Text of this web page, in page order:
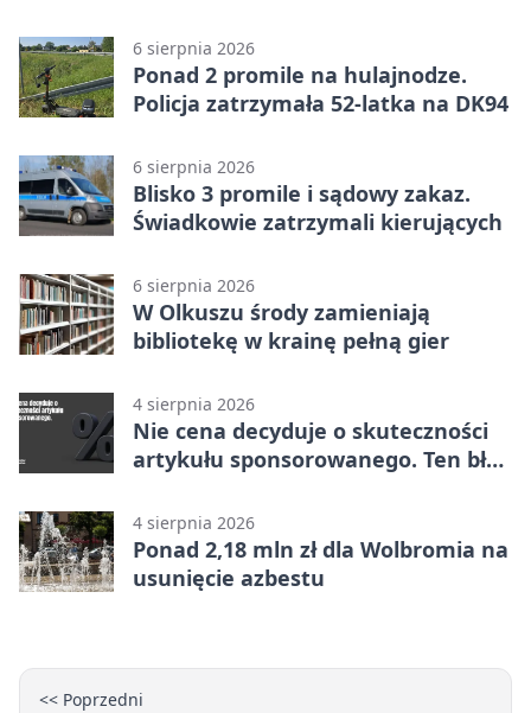
6 sierpnia 2026
Ponad 2 promile na hulajnodze.
Policja zatrzymała 52-latka na DK94
6 sierpnia 2026
Blisko 3 promile i sądowy zakaz.
Świadkowie zatrzymali kierujących
6 sierpnia 2026
W Olkuszu środy zamieniają
bibliotekę w krainę pełną gier
4 sierpnia 2026
Nie cena decyduje o skuteczności
artykułu sponsorowanego. Ten błąd
4 sierpnia 2026
Ponad 2,18 mln zł dla Wolbromia na
usunięcie azbestu
<< Poprzedni